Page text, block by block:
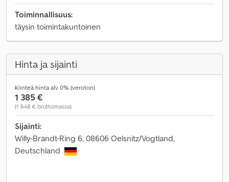
Toiminnallisuus:
täysin toimintakuntoinen
Hinta ja sijainti
Kiinteä hinta alv 0% (veroton)
1 385 €
(1 648 € bruttomassa)
Sijainti:
Willy-Brandt-Ring 6, 08606 Oelsnitz/Vogtland,
Deutschland